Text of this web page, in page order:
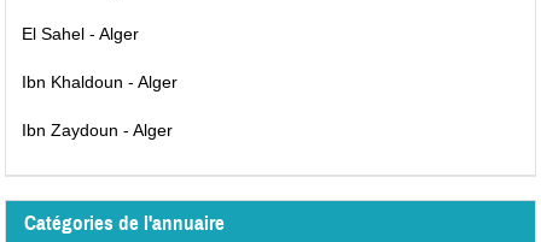
El Sahel - Alger
Ibn Khaldoun - Alger
Ibn Zaydoun - Alger
Catégories de l'annuaire